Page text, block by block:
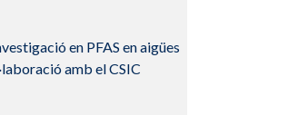
en PFAS en aigües
amb el CSIC